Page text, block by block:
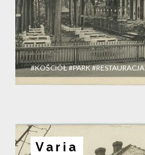
#KOŚCIÓŁ#PARK#RESTAURACJA
Varia